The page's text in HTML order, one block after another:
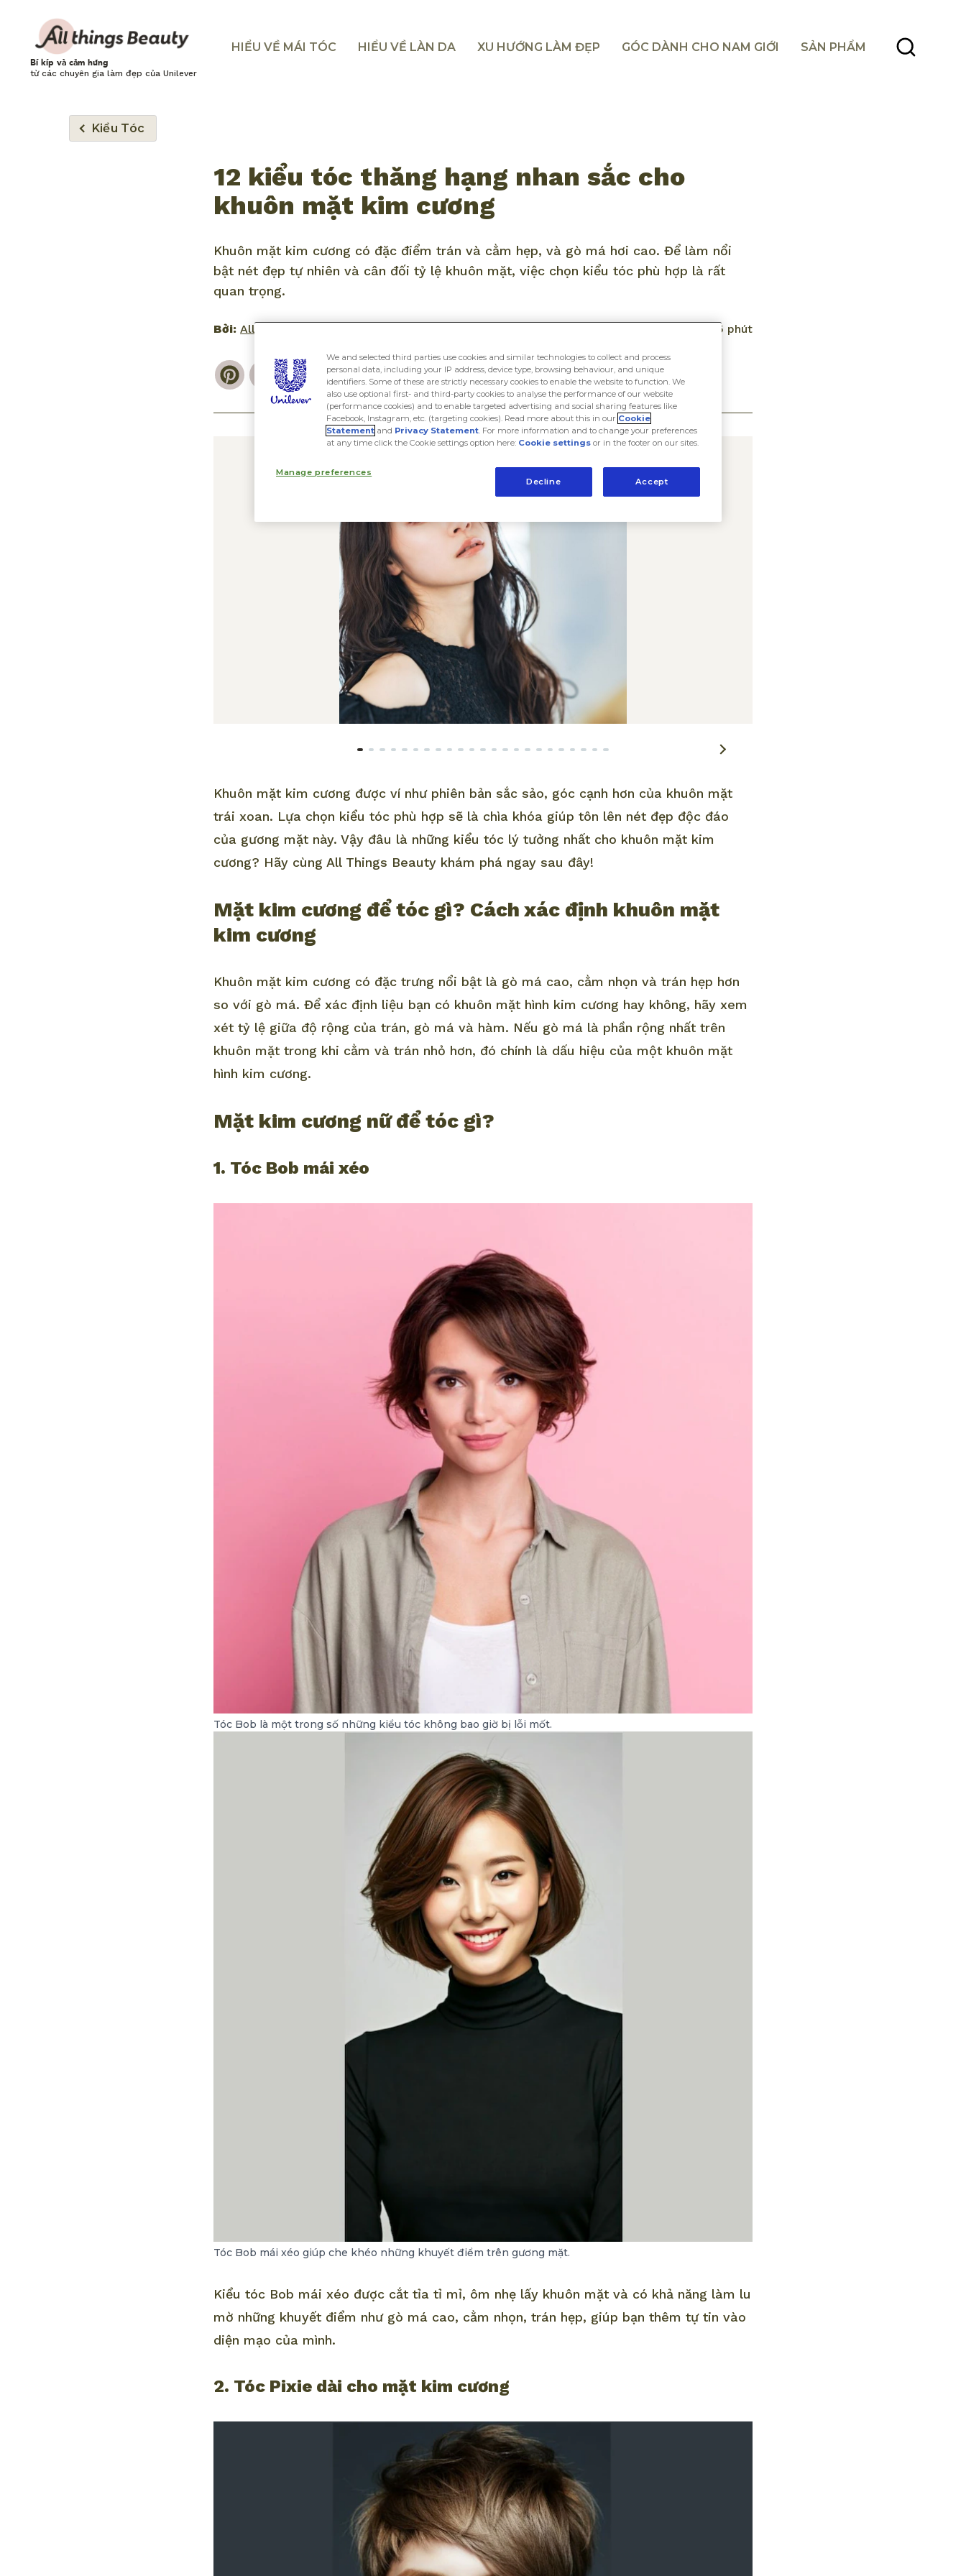
Bí kíp và cảm hứng
từ các chuyên gia làm đẹp của Unilever
HIỂU VỀ MÁI TÓC HIỂU VỀ LÀN DA XU HƯỚNG LÀM ĐẸP GÓC DÀNH CHO NAM GIỚI SẢN PHẨM
Kiểu Tóc
12 kiểu tóc thăng hạng nhan sắc cho
khuôn mặt kim cương
Khuôn mặt kim cương có đặc điểm trán và cằm hẹp, và gò má hơi cao. Để làm nổi
bật nét đẹp tự nhiên và cân đối tỷ lệ khuôn mặt, việc chọn kiểu tóc phù hợp là rất
quan trọng.
Bởi: All Things Beauty 5 phút
PinterestFacebook
Email
Khuôn mặt kim cương được ví như phiên bản sắc sảo, góc cạnh hơn của khuôn mặt
trái xoan. Lựa chọn kiểu tóc phù hợp sẽ là chìa khóa giúp tôn lên nét đẹp độc đáo
của gương mặt này. Vậy đâu là những kiểu tóc lý tưởng nhất cho khuôn mặt kim
cương? Hãy cùng All Things Beauty khám phá ngay sau đây!
Mặt kim cương để tóc gì​? Cách xác định khuôn mặt
kim cương
Khuôn mặt kim cương có đặc trưng nổi bật là gò má cao, cằm nhọn và trán hẹp hơn
so với gò má. Để xác định liệu bạn có khuôn mặt hình kim cương hay không, hãy xem
xét tỷ lệ giữa độ rộng của trán, gò má và hàm. Nếu gò má là phần rộng nhất trên
khuôn mặt trong khi cằm và trán nhỏ hơn, đó chính là dấu hiệu của một khuôn mặt
hình kim cương.
Mặt kim cương nữ để tóc gì?
1. Tóc Bob mái xéo
Tóc Bob là một trong số những kiểu tóc không bao giờ bị lỗi mốt.
Tóc Bob mái xéo giúp che khéo những khuyết điểm trên gương mặt.
Kiểu tóc Bob mái xéo được cắt tỉa tỉ mỉ, ôm nhẹ lấy khuôn mặt và có khả năng làm lu
mờ những khuyết điểm như gò má cao, cằm nhọn, trán hẹp, giúp bạn thêm tự tin vào
diện mạo của mình.
2. Tóc Pixie dài cho mặt kim cương
We and selected third parties use cookies and similar technologies to collect and process
personal data, including your IP address, device type, browsing behaviour, and unique
identifiers. Some of these are strictly necessary cookies to enable the website to function. We
also use optional first- and third-party cookies to analyse the performance of our website
(performance cookies) and to enable targeted advertising and social sharing features like
Facebook, Instagram, etc. (targeting cookies). Read more about this in our Cookie
Statement and Privacy Statement. For more information and to change your preferences
at any time click the Cookie settings option here: Cookie settings or in the footer on our sites.
Manage preferences
Decline
Accept